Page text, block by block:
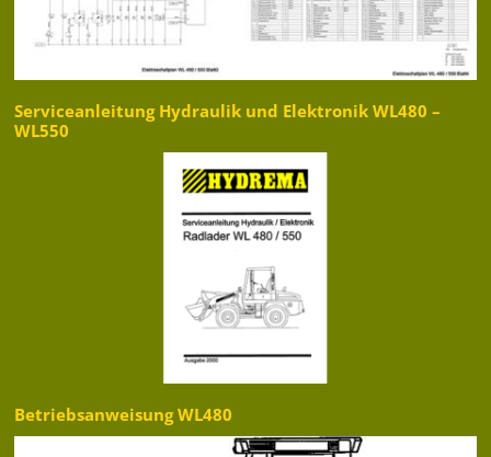
Serviceanleitung Hydraulik und Elektronik WL480 –
WL550
Betriebsanweisung WL480